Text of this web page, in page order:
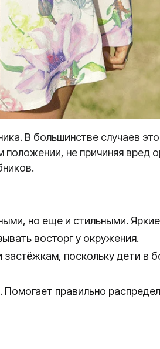
В большинстве случаев
не причиняя вред
но еще и стильными.
восторг у окружения.
поскольку дети в
правильно